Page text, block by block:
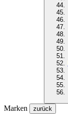
Marken zurück